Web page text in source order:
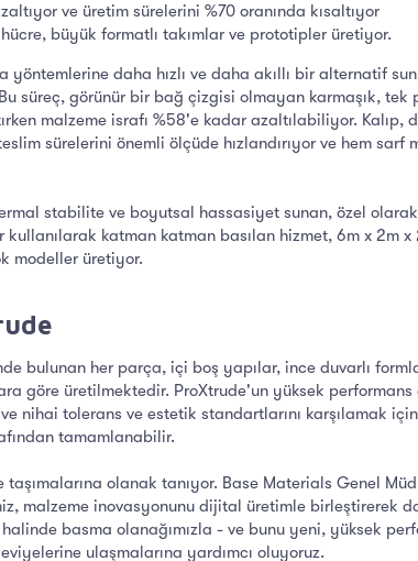
ve üretim sürelerini %70 oranında kısaltıyor
büyük formatlı takımlar ve prototipler üretiyor.
daha hızlı ve daha akıllı bir alternatif
süreç, görünür bir bağ çizgisi olmayan karmaşık,
malzeme israfı %58'e kadar azaltılabiliyor. Kalıp,
sürelerini önemli ölçüde hızlandırıyor ve hem sarf
stabilite ve boyutsal hassasiyet sunan, özel
katman katman basılan hizmet, 6m x 2m
modeller üretiyor.
bulunan her parça, içi boş yapılar, ince duvarlı
göre üretilmektedir. ProXtrude'un yüksek
nihai tolerans ve estetik standartlarını karşılamak
tamamlanabilir.
taşımalarına olanak tanıyor. Base Materials Genel
malzeme inovasyonunu dijital üretimle birleştirerek
basma olanağımızla - ve bunu yeni, yüksek
ulaşmalarına yardımcı oluyoruz.